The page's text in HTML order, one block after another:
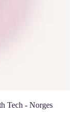
Tech - Norges